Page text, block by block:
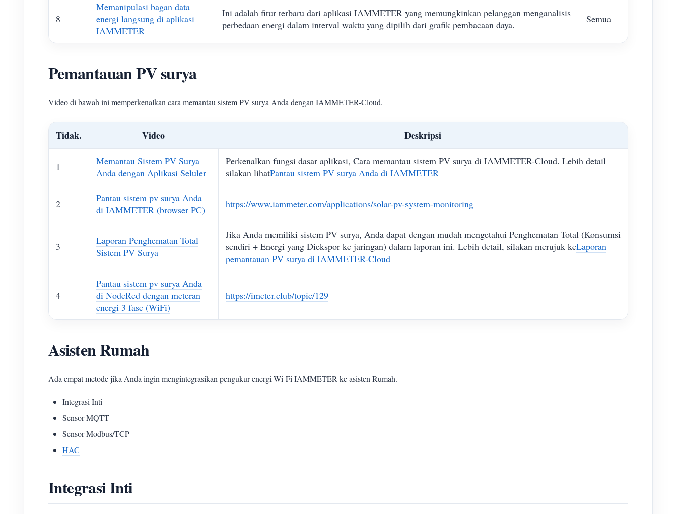
8
Memanipulasi bagan data
energi langsung di aplikasi
IAMMETER
Ini adalah fitur terbaru dari aplikasi IAMMETER yang memungkinkan pelanggan menganalisis
perbedaan energi dalam interval waktu yang dipilih dari grafik pembacaan daya.
Semua
Pemantauan PV surya
Video di bawah ini memperkenalkan cara memantau sistem PV surya Anda dengan IAMMETER-Cloud.
Tidak. Video Deskripsi
1
Memantau Sistem PV Surya
Anda dengan Aplikasi Seluler
Perkenalkan fungsi dasar aplikasi, Cara memantau sistem PV surya di IAMMETER-Cloud. Lebih detail
silakan lihatPantau sistem PV surya Anda di IAMMETER
2
Pantau sistem pv surya Anda
di IAMMETER (browser PC)
https://www.iammeter.com/applications/solar-pv-system-monitoring
3
Laporan Penghematan Total
Sistem PV Surya
Jika Anda memiliki sistem PV surya, Anda dapat dengan mudah mengetahui Penghematan Total (Konsumsi
sendiri + Energi yang Diekspor ke jaringan) dalam laporan ini. Lebih detail, silakan merujuk keLaporan
pemantauan PV surya di IAMMETER-Cloud
4
Pantau sistem pv surya Anda
di NodeRed dengan meteran
energi 3 fase (WiFi)
https://imeter.club/topic/129
Asisten Rumah
Ada empat metode jika Anda ingin mengintegrasikan pengukur energi Wi-Fi IAMMETER ke asisten Rumah.
Integrasi Inti
Sensor MQTT
Sensor Modbus/TCP
HAC
Integrasi Inti